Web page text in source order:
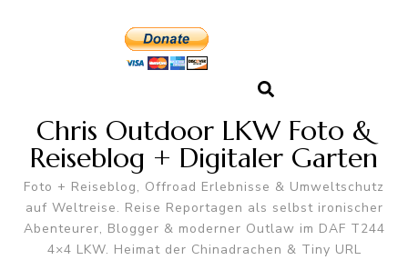
Chris Outdoor LKW Foto &
Reiseblog + Digitaler Garten
Foto + Reiseblog, Offroad Erlebnisse & Umweltschutz
auf Weltreise. Reise Reportagen als selbst ironischer
Abenteurer, Blogger & moderner Outlaw im DAF T244
4×4 LKW. Heimat der Chinadrachen & Tiny URL